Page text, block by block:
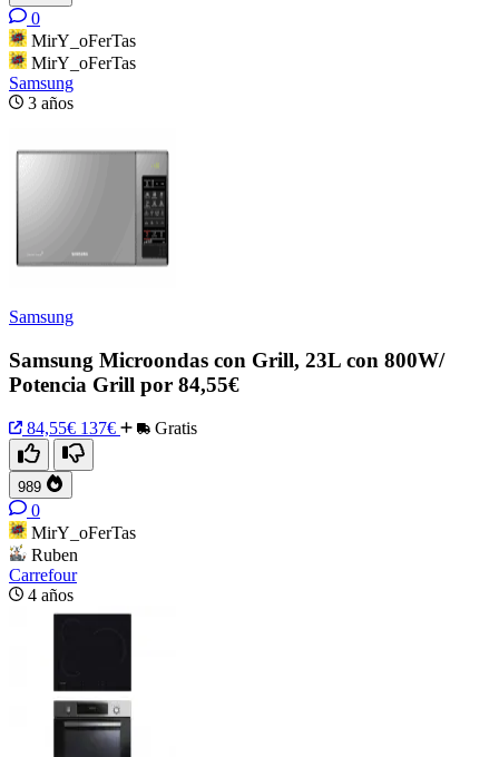
0
MirY_oFerTas
MirY_oFerTas
Samsung
3 años
Samsung
Samsung Microondas con Grill, 23L con 800W/
Potencia Grill por 84,55€
84,55€ 137€ Gratis
989
0
MirY_oFerTas
Ruben
Carrefour
4 años